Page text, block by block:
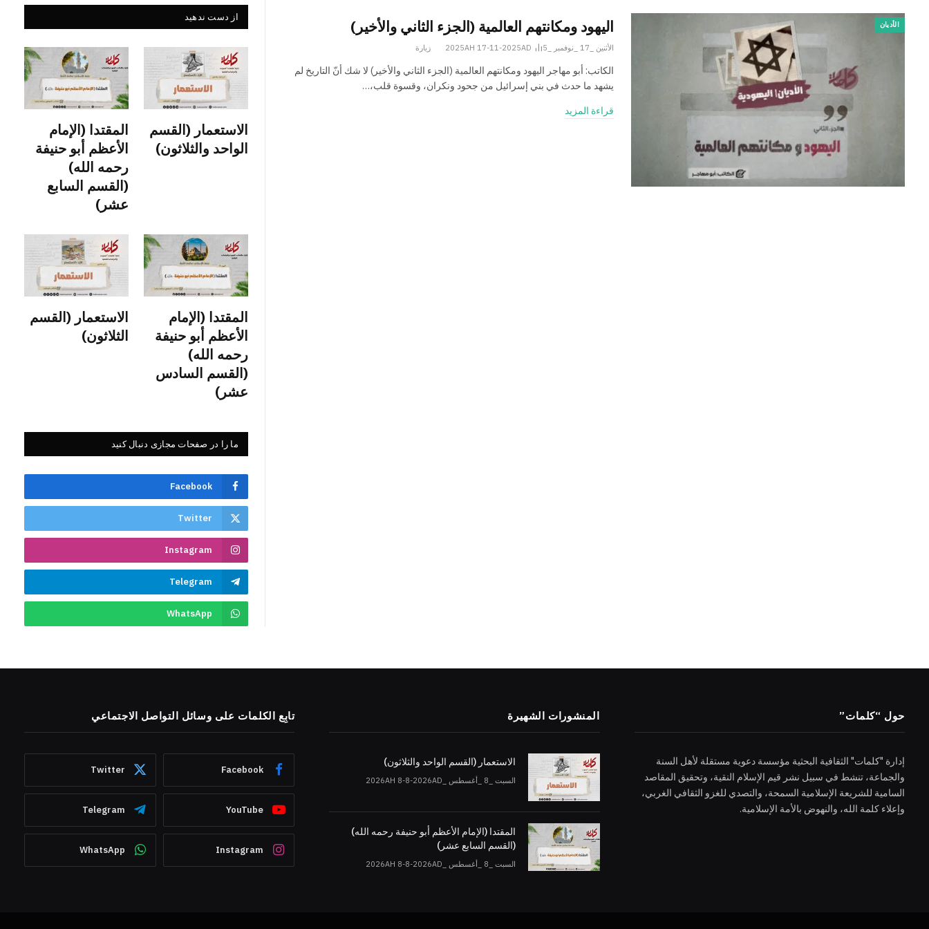
الأديان اليهود ومكانتهم العالمية (الجزء الثاني والأخير)
الأثنين _17 _نوفمبر _2025AH 17-11-2025AD 5 زيارة
الكاتب: أبو مهاجر اليهود ومكانتهم العالمية (الجزء الثاني والأخير) لا شك أنّ التاريخ لم
يشهد ما حدث في بني إسرائيل من جحود ونكران، وقسوة قلب،…
قراءة المزيد
از دست ندهید
الاستعمار (القسم
الواحد والثلاثون)
المقتدا (الإمام
الأعظم أبو حنيفة
رحمه الله)
(القسم السابع
عشر)
المقتدا (الإمام
الأعظم أبو حنيفة
رحمه الله)
(القسم السادس
عشر)
الاستعمار (القسم
الثلاثون)
ما را در صفحات مجازی دنبال کنید
Facebook
Twitter
Instagram
Telegram
WhatsApp
حول “كلمات”
إدارة "كلمات" الثقافية البحثية مؤسسة دعوية مستقلة لأهل السنة
والجماعة، تنشط في سبيل نشر قيم الإسلام النقية، وتحقيق المقاصد
السامية للشريعة الإسلامية السمحة، والتصدي للغزو الثقافي الغربي،
وإعلاء كلمة الله، والنهوض بالأمة الإسلامية.
المنشورات الشهيرة
الاستعمار (القسم الواحد والثلاثون)
السبت _8 _أغسطس _2026AH 8-8-2026AD
المقتدا (الإمام الأعظم أبو حنيفة رحمه الله)
(القسم السابع عشر)
السبت _8 _أغسطس _2026AH 8-8-2026AD
تابِع الكلمات على وسائل التواصل الاجتماعي
Facebook
Twitter
YouTube
Telegram
Instagram
WhatsApp